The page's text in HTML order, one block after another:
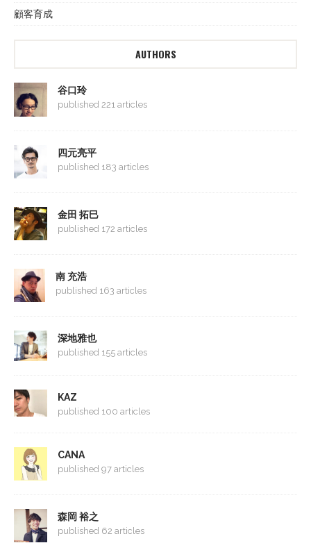
顧客育成
AUTHORS
谷口玲
published 221 articles
四元亮平
published 183 articles
金田 拓巳
published 172 articles
南 充浩
published 163 articles
深地雅也
published 155 articles
KAZ
published 100 articles
CANA
published 97 articles
森岡 裕之
published 62 articles